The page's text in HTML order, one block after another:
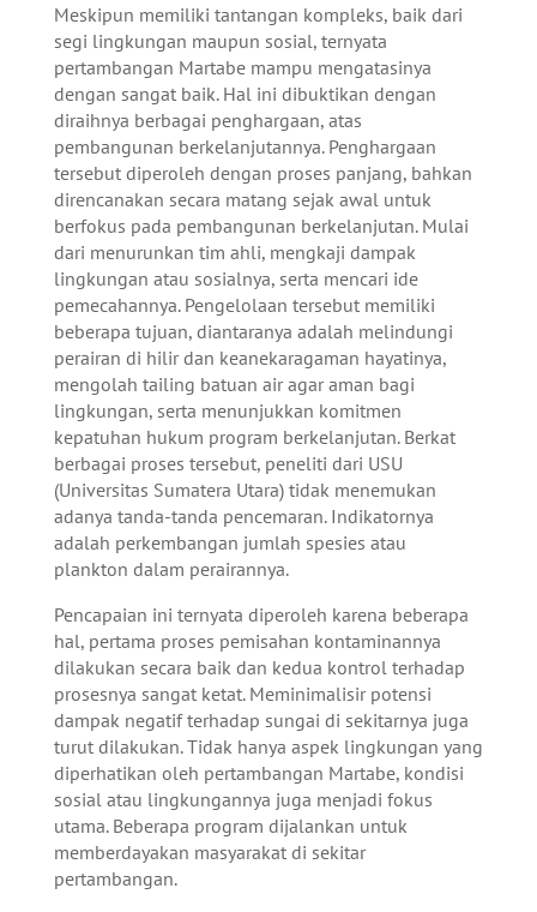
Meskipun memiliki tantangan kompleks, baik dari
segi lingkungan maupun sosial, ternyata
pertambangan Martabe mampu mengatasinya
dengan sangat baik. Hal ini dibuktikan dengan
diraihnya berbagai penghargaan, atas
pembangunan berkelanjutannya. Penghargaan
tersebut diperoleh dengan proses panjang, bahkan
direncanakan secara matang sejak awal untuk
berfokus pada pembangunan berkelanjutan. Mulai
dari menurunkan tim ahli, mengkaji dampak
lingkungan atau sosialnya, serta mencari ide
pemecahannya. Pengelolaan tersebut memiliki
beberapa tujuan, diantaranya adalah melindungi
perairan di hilir dan keanekaragaman hayatinya,
mengolah tailing batuan air agar aman bagi
lingkungan, serta menunjukkan komitmen
kepatuhan hukum program berkelanjutan. Berkat
berbagai proses tersebut, peneliti dari USU
(Universitas Sumatera Utara) tidak menemukan
adanya tanda-tanda pencemaran. Indikatornya
adalah perkembangan jumlah spesies atau
plankton dalam perairannya.
Pencapaian ini ternyata diperoleh karena beberapa
hal, pertama proses pemisahan kontaminannya
dilakukan secara baik dan kedua kontrol terhadap
prosesnya sangat ketat. Meminimalisir potensi
dampak negatif terhadap sungai di sekitarnya juga
turut dilakukan. Tidak hanya aspek lingkungan yang
diperhatikan oleh pertambangan Martabe, kondisi
sosial atau lingkungannya juga menjadi fokus
utama. Beberapa program dijalankan untuk
memberdayakan masyarakat di sekitar
pertambangan.